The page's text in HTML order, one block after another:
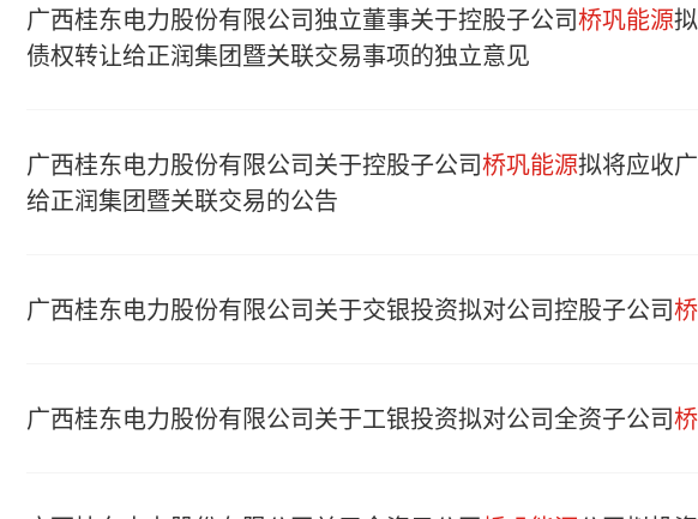
广西桂东电力股份有限公司独立董事关于控股子公司桥巩能源
债权转让给正润集团暨关联交易事项的独立意见
广西桂东电力股份有限公司关于控股子公司桥巩能源拟将应收
给正润集团暨关联交易的公告
广西桂东电力股份有限公司关于交银投资拟对公司控股子公司
广西桂东电力股份有限公司关于工银投资拟对公司全资子公司